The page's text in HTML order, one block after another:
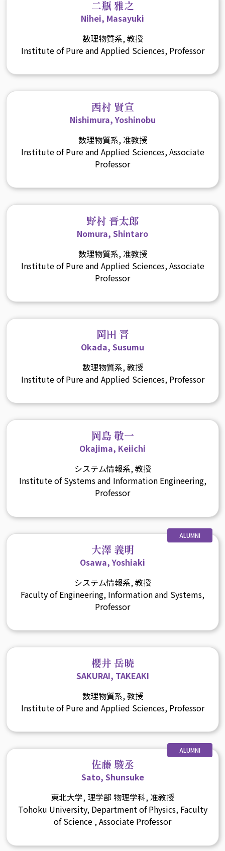
二瓶 雅之
Nihei, Masayuki
数理物質系, 教授
Institute of Pure and Applied Sciences, Professor
西村 賢宣
Nishimura, Yoshinobu
数理物質系, 准教授
Institute of Pure and Applied Sciences, Associate
Professor
野村 晋太郎
Nomura, Shintaro
数理物質系, 准教授
Institute of Pure and Applied Sciences, Associate
Professor
岡田 晋
Okada, Susumu
数理物質系, 教授
Institute of Pure and Applied Sciences, Professor
岡島 敬一
Okajima, Keiichi
システム情報系, 教授
Institute of Systems and Information Engineering,
Professor
ALUMNI
大澤 義明
Osawa, Yoshiaki
システム情報系, 教授
Faculty of Engineering, Information and Systems,
Professor
櫻井 岳暁
SAKURAI, TAKEAKI
数理物質系, 教授
Institute of Pure and Applied Sciences, Professor
ALUMNI
佐藤 駿丞
Sato, Shunsuke
東北大学, 理学部 物理学科, 准教授
Tohoku University, Department of Physics, Faculty
of Science , Associate Professor